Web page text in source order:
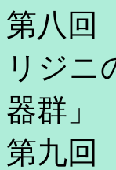
第八回
リジニ
器群」
第九回